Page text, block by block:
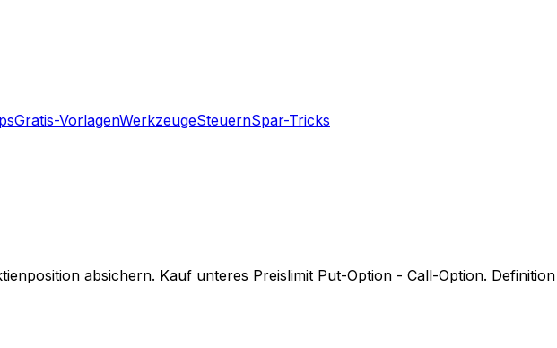
Gratis-VorlagenWerkzeugeSteuernSpar-Tricks
absichern. Kauf unteres Preislimit Put-Option - Call-Option.